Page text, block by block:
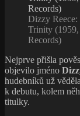
mu
pořád
nikdo
pořádně
Dizzy Reece:
Trinity
Records)
Nejprve přišla
objevilo jméno
hudebníků už
k debutu, kolem
titulky.